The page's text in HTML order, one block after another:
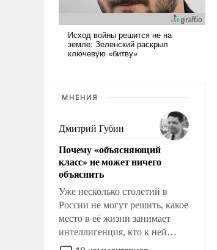
МНЕНИЯ
Дмитрий Губин
Почему «объясняющий
класс» не может ничего
объяснить
Уже несколько столетий в
России не могут решить, какое
место в её жизни занимает
интеллигенция, кто к ней
принадлежит, а кого из неё